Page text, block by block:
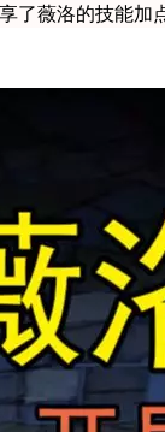
了薇洛的技能加